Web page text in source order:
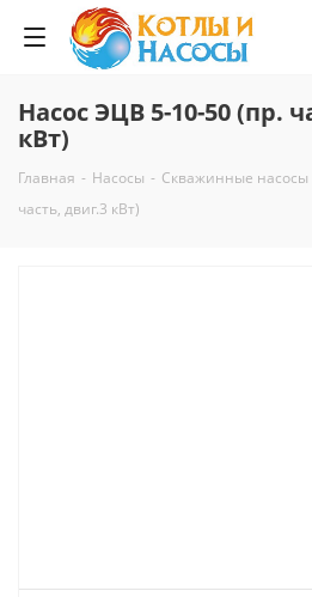
Насос ЭЦВ 5-10-50 (пр.
кВт)
Главная - Насосы - Скважинные насосы
часть, двиг.3 кВт)